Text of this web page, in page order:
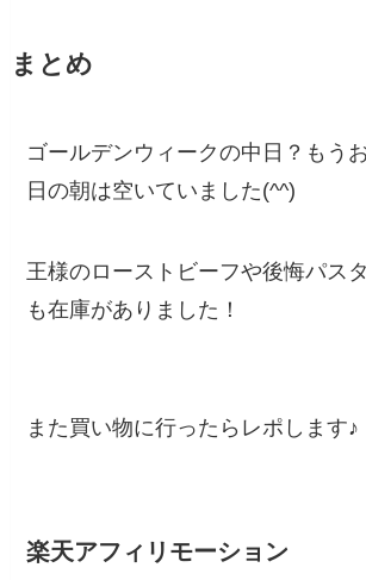
まとめ
ゴールデンウィークの中日？もう
日の朝は空いていました(^^)
王様のローストビーフや後悔パス
も在庫がありました！
また買い物に行ったらレポします♪
楽天アフィリモーション